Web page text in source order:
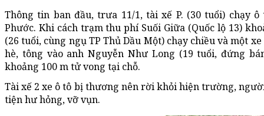
Thông tin ban đầu, trưa 11/1, tài xế P. (30 tuổi) chạy
Phước. Khi cách trạm thu phí Suối Giữa (Quốc lộ 13)
(26 tuổi, cùng ngụ TP Thủ Dầu Một) chạy chiều và một
hè, tông vào anh Nguyễn Như Long (19 tuổi, đứng
khoảng 100 m tử vong tại chỗ.
Tài xế 2 xe ô tô bị thương nên rời khỏi hiện trường,
tiện hư hỏng, vỡ vụn.